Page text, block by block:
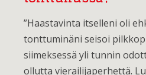
”Haastavinta itselleni oli
tonttuminäni seisoi
siimeksessä yli tunnin
ollutta vierailijaperhettä.